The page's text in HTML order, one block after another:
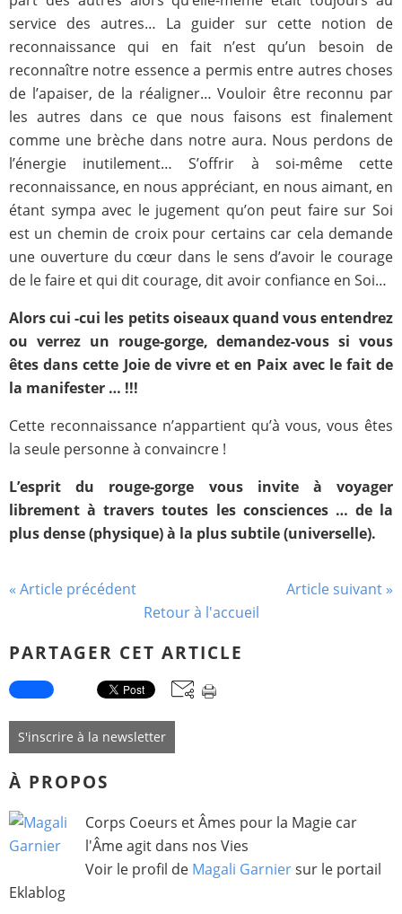
service des autres… La guider sur cette notion de
reconnaissance qui en fait n’est qu’un besoin de
reconnaître notre essence a permis entre autres choses
de l’apaiser, de la réaligner… Vouloir être reconnu par
les autres dans ce que nous faisons est finalement
comme une brèche dans notre aura. Nous perdons de
l’énergie inutilement… S’offrir à soi-même cette
reconnaissance, en nous appréciant, en nous aimant, en
étant sympa avec le jugement qu’on peut faire sur Soi
est un chemin de croix pour certains car cela demande
une ouverture du cœur dans le sens d’avoir le courage
de le faire et qui dit courage, dit avoir confiance en Soi…
Alors cui -cui les petits oiseaux quand vous entendrez
ou verrez un rouge-gorge, demandez-vous si vous
êtes dans cette Joie de vivre et en Paix avec le fait de
la manifester … !!!
Cette reconnaissance n’appartient qu’à vous, vous êtes
la seule personne à convaincre !
L’esprit du rouge-gorge vous invite à voyager
librement à travers toutes les consciences … de la
plus dense (physique) à la plus subtile (universelle).
« Article précédent
Article suivant »
Retour à l'accueil
PARTAGER CET ARTICLE
S'inscrire à la newsletter
À PROPOS
Corps Coeurs et Âmes pour la Magie car
l'Âme agit dans nos Vies
Voir le profil de Magali Garniersur le portail
Eklablog